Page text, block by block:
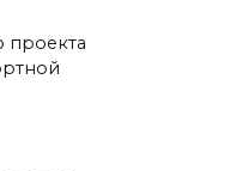
проекта